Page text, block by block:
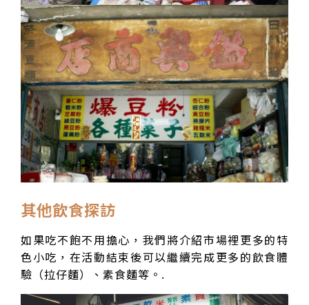
其他飲食探訪
如果吃不飽不用擔心，我們將介紹市場裡更多的特
色小吃，在活動結束後可以繼續完成更多的飲食體
驗（拉仔麵）、素食麵等。.